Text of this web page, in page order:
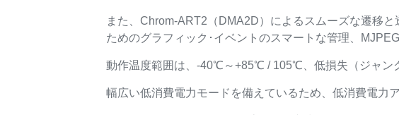
また、Chrom-ART2（DMA2D）によるスムーズな遷移
ためのグラフィック･イベントのスマートな管理、
動作温度範囲は、-40℃～+85℃ / 105℃、低損失（ジャン
幅広い低消費電力モードを備えているため、低消費電力